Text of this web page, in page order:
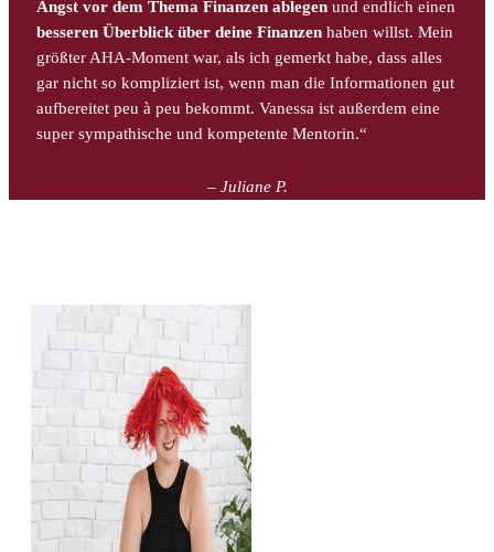
Angst vor dem Thema Finanzen ablegen und endlich einen
besseren Überblick über deine Finanzen haben willst. Mein
größter AHA-Moment war, als ich gemerkt habe, dass alles
gar nicht so kompliziert ist, wenn man die Informationen gut
aufbereitet peu à peu bekommt. Vanessa ist außerdem eine
super sympathische und kompetente Mentorin.“
– Juliane P.